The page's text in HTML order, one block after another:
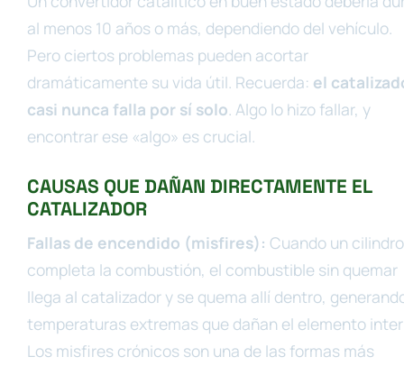
al menos 10 años o más, dependiendo del vehículo.
Pero ciertos problemas pueden acortar
dramáticamente su vida útil. Recuerda: el
casi nunca falla por sí solo. Algo lo hizo fallar, y
encontrar ese «algo» es crucial.
CAUSAS QUE DAÑAN DIRECTAMENTE EL
CATALIZADOR
Fallas de encendido (misfires): Cuando un
completa la combustión, el combustible sin quemar
llega al catalizador y se quema allí dentro,
temperaturas extremas que dañan el elemento
Los misfires crónicos son una de las formas más